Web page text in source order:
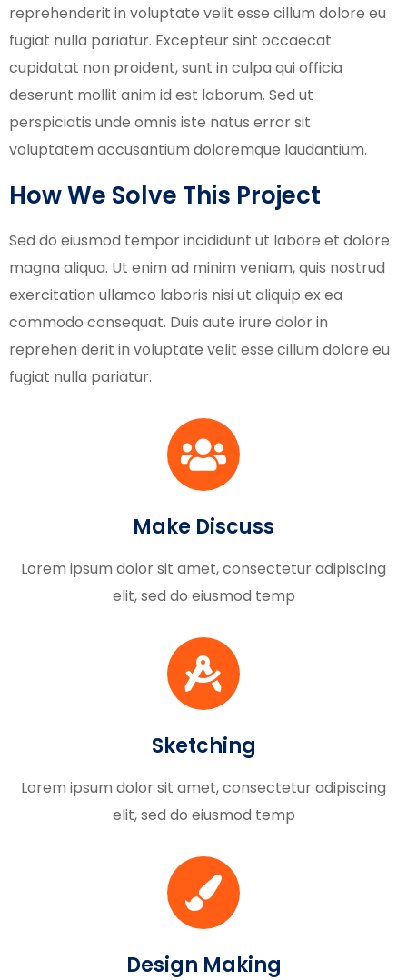
reprehenderit in voluptate velit esse cillum dolore eu
fugiat nulla pariatur. Excepteur sint occaecat
cupidatat non proident, sunt in culpa qui officia
deserunt mollit anim id est laborum. Sed ut
perspiciatis unde omnis iste natus error sit
voluptatem accusantium doloremque laudantium.
How We Solve This Project
Sed do eiusmod tempor incididunt ut labore et dolore
magna aliqua. Ut enim ad minim veniam, quis nostrud
exercitation ullamco laboris nisi ut aliquip ex ea
commodo consequat. Duis aute irure dolor in
reprehen derit in voluptate velit esse cillum dolore eu
fugiat nulla pariatur.
Make Discuss
Lorem ipsum dolor sit amet, consectetur adipiscing
elit, sed do eiusmod temp
Sketching
Lorem ipsum dolor sit amet, consectetur adipiscing
elit, sed do eiusmod temp
Design Making